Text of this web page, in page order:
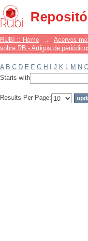
Filter by: Subject
RUBI :: Home → Acervos
sobre RB - Artigos de
A B C D E F G H J K L M N
Starts with
Results Per Page: